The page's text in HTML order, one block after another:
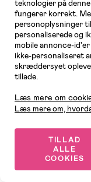
På lager
Sidste chance!
teknologier på
fungerer korrekt.
personoplysninger
personaliserede og
mobile annonce-
ikke-personaliseret
skræddersyet
tillade.
Læs mere om
Læs mere om,
TILLAD
ALLE
COOKIES